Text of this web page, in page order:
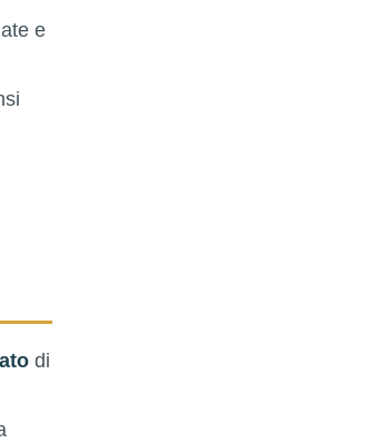
e
di